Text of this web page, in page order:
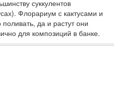
суккулентов
Флорариум с кактусами и
да и растут они
для композиций в банке.